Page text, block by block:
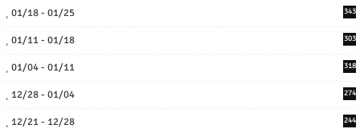
01/18 - 01/25 343
01/11 - 01/18 303
01/04 - 01/11 318
12/28 - 01/04 274
12/21 - 12/28 244